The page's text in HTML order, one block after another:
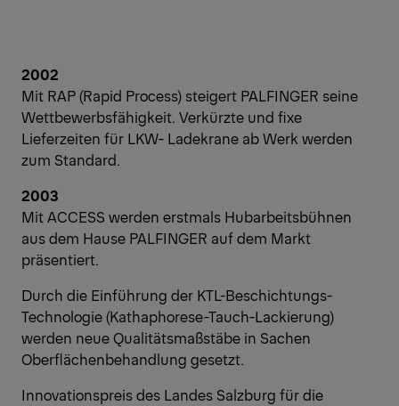
2002
Mit RAP (Rapid Process) steigert PALFINGER seine
Wettbewerbsfähigkeit. Verkürzte und fixe
Lieferzeiten für LKW- Ladekrane ab Werk werden
zum Standard.
2003
Mit ACCESS werden erstmals Hubarbeitsbühnen
aus dem Hause PALFINGER auf dem Markt
präsentiert.
Durch die Einführung der KTL-Beschichtungs-
Technologie (Kathaphorese-Tauch-Lackierung)
werden neue Qualitätsmaßstäbe in Sachen
Oberflächenbehandlung gesetzt.
Innovationspreis des Landes Salzburg für die